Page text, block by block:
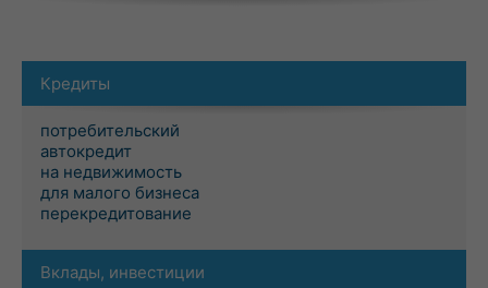
Кредиты
потребительский
автокредит
на недвижимость
для малого бизнеса
перекредитование
Вклады, инвестиции